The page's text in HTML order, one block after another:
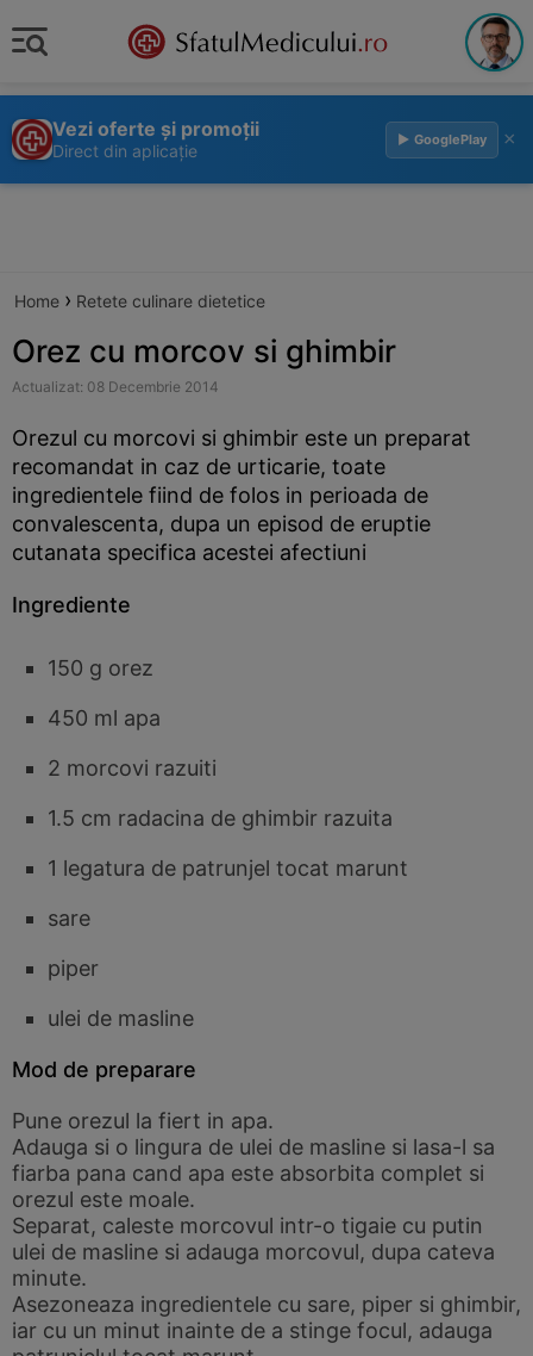
Vezi oferte și promoții
Direct din aplicație
▶ GooglePlay ×
Home › Retete culinare dietetice
Orez cu morcov si ghimbir
Actualizat: 08 Decembrie 2014
Orezul cu morcovi si ghimbir este un preparat
recomandat in caz de urticarie, toate
ingredientele fiind de folos in perioada de
convalescenta, dupa un episod de eruptie
cutanata specifica acestei afectiuni
Ingrediente
150 g orez
450 ml apa
2 morcovi razuiti
1.5 cm radacina de ghimbir razuita
1 legatura de patrunjel tocat marunt
sare
piper
ulei de masline
Mod de preparare
Pune orezul la fiert in apa.
Adauga si o lingura de ulei de masline si lasa-l sa
fiarba pana cand apa este absorbita complet si
orezul este moale.
Separat, caleste morcovul intr-o tigaie cu putin
ulei de masline si adauga morcovul, dupa cateva
minute.
Asezoneaza ingredientele cu sare, piper si ghimbir,
iar cu un minut inainte de a stinge focul, adauga